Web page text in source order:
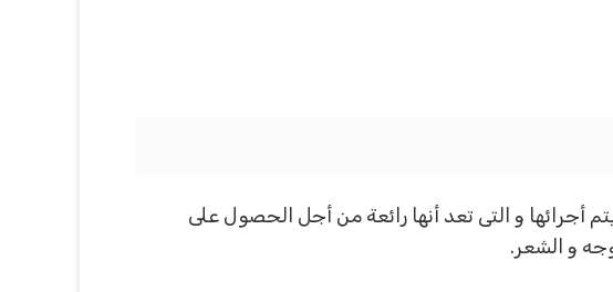
أجرائها و التى تعد أنها رائعة من أجل الحصول على
و الشعر.